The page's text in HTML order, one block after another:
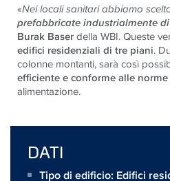
«Nei locali sanitari abbiamo
prefabbricate industrialmente di
Burak Baserdella WBI. Queste
edifici residenziali di tre piani.
colonne montanti, sarà così
efficiente e conforme alle norme
alimentazione.
DATI
Tipo di edificio: Edifici